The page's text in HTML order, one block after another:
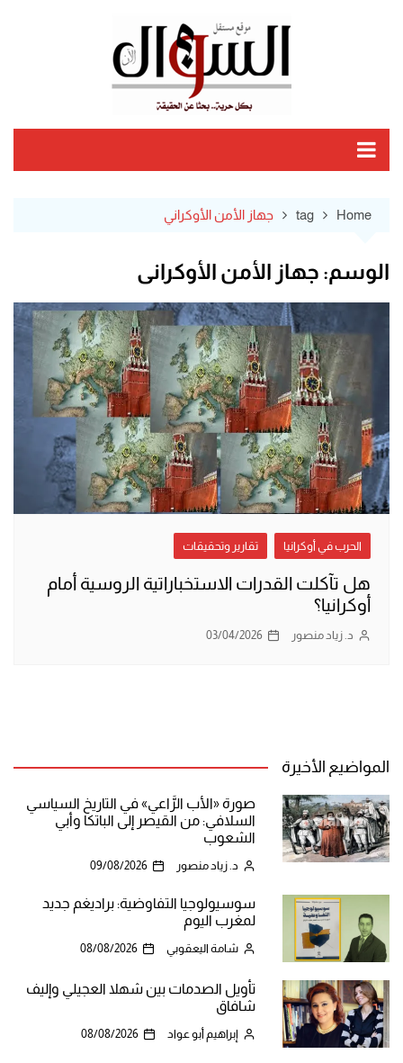
Home
tag جهاز الأمن الأوكراني
الوسم: جهاز الأمن الأوكراني
الحرب في أوكرانيا تقارير وتحقيقات
هل تآكلت القدرات الاستخباراتية الروسية أمام
أوكرانيا؟
د. زياد منصور 03/04/2026
المواضيع الأخيرة
صورة «الأب الرَّاعي» في التاريخ السياسي
السلافي: من القيصر إلى الباتكا وأبي
الشعوب
د. زياد منصور 09/08/2026
سوسيولوجيا التفاوضية: براديغم جديد
لمغرب اليوم
شامة اليعقوبي 08/08/2026
تأويل الصدمات بين شهلا العجيلي وإليف
شافاق
إبراهيم أبو عواد 08/08/2026